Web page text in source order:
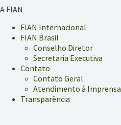
A FIAN
FIAN Internacional
FIAN Brasil
Conselho Diretor
Secretaria Executiva
Contato
Contato Geral
Atendimento à Imprensa
Transparência